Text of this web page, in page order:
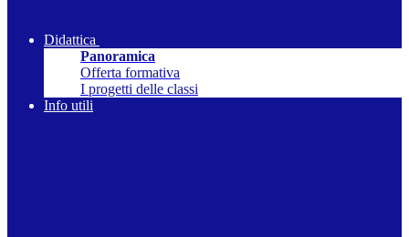
Didattica
Panoramica
Offerta formativa
I progetti delle classi
Info utili